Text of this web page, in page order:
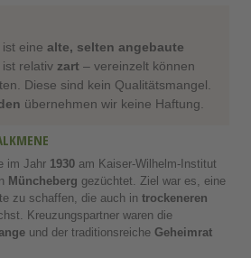
ist eine alte, selten angebaute
relativ zart – vereinzelt können
Diese sind kein Qualitätsmangel.
übernehmen wir keine Haftung.
im Jahr 1930 am Kaiser-Wilhelm-Institut
Müncheberg gezüchtet. Ziel war es, eine
zu schaffen, die auch in trockeneren
Kreuzungspartner waren die
und der traditionsreiche Geheimrat